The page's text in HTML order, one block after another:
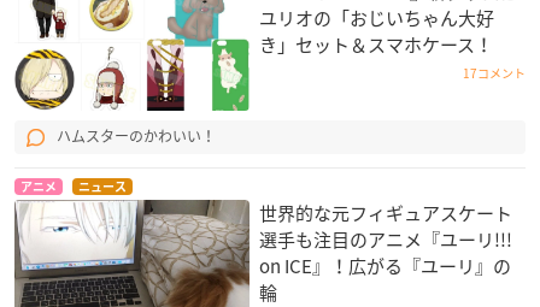
ユリオの「おじいちゃん大好
き」セット＆スマホケース！
17コメント
ハムスターのかわいい！
アニメ ニュース
世界的な元フィギュアスケート
選手も注目のアニメ『ユーリ!!!
on ICE』！広がる『ユーリ』の
輪